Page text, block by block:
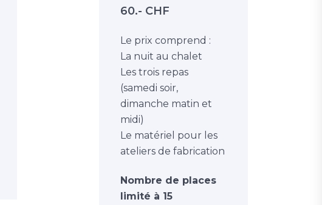
60.- CHF
Le prix comprend :
La nuit au chalet
Les trois repas
(samedi soir,
dimanche matin et
midi)
Le matériel pour les
ateliers de fabrication
Nombre de places
limité à 15